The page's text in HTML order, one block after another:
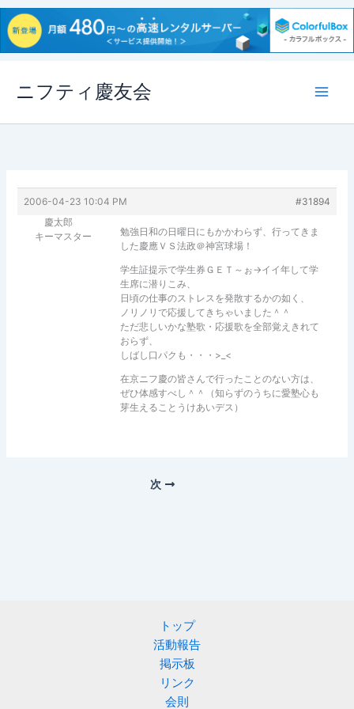
ス
ニフティ慶友会
2006-04-23 10:04 PM
#31894
慶太郎
キーマスター
勉強日和の日曜日にもかかわらず、行ってきま
した慶應ＶＳ法政＠神宮球場！
学生証提示で学生券ＧＥＴ～ぉ→イイ年して学
生席に潜りこみ、
日頃の仕事のストレスを発散するかの如く、
ノリノリで応援してきちゃいました＾＾
ただ悲しいかな塾歌・応援歌を全部覚えきれて
おらず、
しばし口パクも・・・>_<
在京ニフ慶の皆さんで行ったことのない方は、
ぜひ体感すべし＾＾（知らずのうちに愛塾心も
芽生えることうけあいデス）
次
トップ
活動報告
掲示板
リンク
会則